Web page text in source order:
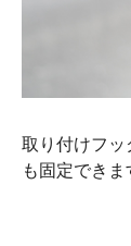
取り付けフッ
も固定できま